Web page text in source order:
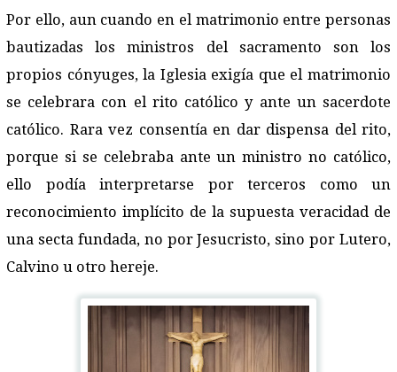
Por ello, aun cuando en el matrimonio entre personas
bautizadas los ministros del sacramento son los
propios cónyuges, la Iglesia exigía que el matrimonio
se celebrara con el rito católico y ante un sacerdote
católico. Rara vez consentía en dar dispensa del rito,
porque si se celebraba ante un ministro no católico,
ello podía interpretarse por terceros como un
reconocimiento implícito de la supuesta veracidad de
una secta fundada, no por Jesucristo, sino por Lutero,
Calvino u otro hereje.